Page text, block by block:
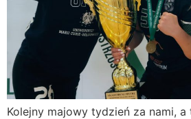
Kolejny majowy tydzień za nami,